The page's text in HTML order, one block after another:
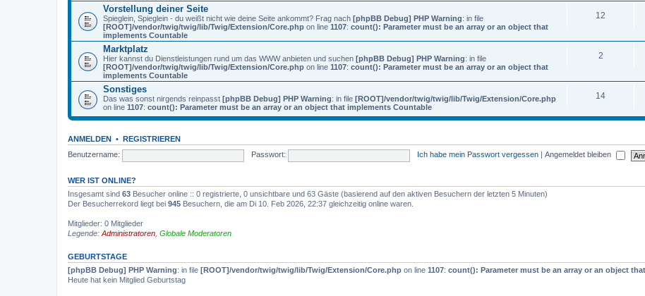
Vorstellung deiner Seite
Spieglein, Spieglein - du weißt nicht wie deine Seite ankommt? Frag nach [phpBB Debug] PHP Warning: in file
[ROOT]/vendor/twig/twig/lib/Twig/Extension/Core.php on line 1107: count(): Parameter must be an array or an object that
implements Countable
12
Marktplatz
Hier kannst du Dienstleistungen rund um das WWW anbieten und suchen [phpBB Debug] PHP Warning: in file
[ROOT]/vendor/twig/twig/lib/Twig/Extension/Core.php on line 1107: count(): Parameter must be an array or an object that
implements Countable
2
Sonstiges
Das was sonst nirgends reinpasst [phpBB Debug] PHP Warning: in file [ROOT]/vendor/twig/twig/lib/Twig/Extension/Core.php
on line 1107: count(): Parameter must be an array or an object that implements Countable
14
ANMELDEN • REGISTRIEREN
Benutzername:
Passwort: Ich habe mein Passwort vergessen Angemeldet bleiben
WER IST ONLINE?
Insgesamt sind 63 Besucher online :: 0 registrierte, 0 unsichtbare und 63 Gäste (basierend auf den aktiven Besuchern der letzten 5 Minuten)
Der Besucherrekord liegt bei 945 Besuchern, die am Di 10. Feb 2026, 22:37 gleichzeitig online waren.
Mitglieder: 0 Mitglieder
Legende: Administratoren Globale Moderatoren
GEBURTSTAGE
[phpBB Debug] PHP Warning: in file [ROOT]/vendor/twig/twig/lib/Twig/Extension/Core.php on line 1107: count(): Parameter must be an array or an object
Heute hat kein Mitglied Geburtstag